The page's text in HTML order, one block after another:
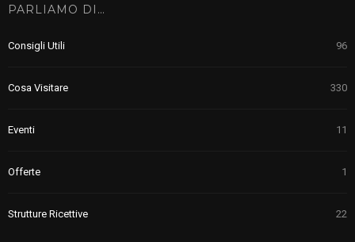
PARLIAMO DI…
Consigli Utili 96
Cosa Visitare 330
Eventi 11
Offerte 1
Strutture Ricettive 22